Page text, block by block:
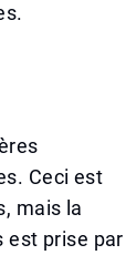
Ceci est
mais la
est prise par